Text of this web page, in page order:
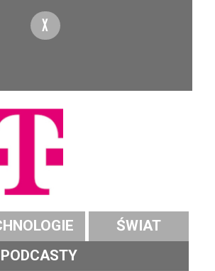
X
ŚWIAT
PODCASTY